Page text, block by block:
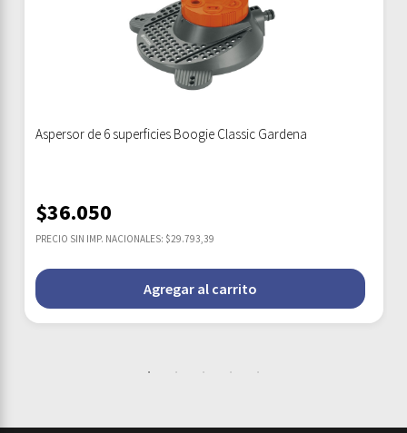
Aspersor de 6 superficies Boogie Classic Gardena
$36.050
PRECIO SIN IMP. NACIONALES: $29.793,39
Agregar al carrito